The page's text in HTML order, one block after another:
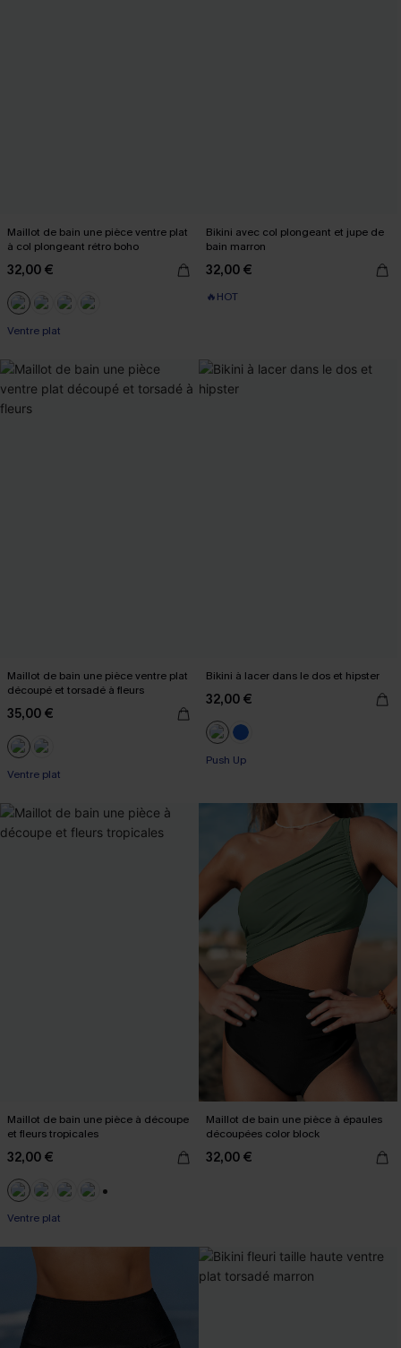
Maillot de bain une pièce ventre plat
à col plongeant rétro boho
32,00 €
Ventre plat
Bikini avec col plongeant et jupe de
bain marron
32,00 €
🔥HOT
Maillot de bain une pièce ventre plat
découpé et torsadé à fleurs
35,00 €
Ventre plat
Bikini à lacer dans le dos et hipster
32,00 €
Push Up
Maillot de bain une pièce à découpe
et fleurs tropicales
32,00 €
Ventre plat
Maillot de bain une pièce à épaules
découpées color block
32,00 €